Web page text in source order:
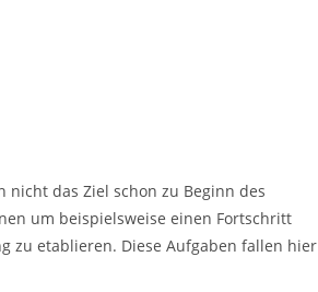
nicht das Ziel schon zu Beginn des
um beispielsweise einen Fortschritt
zu etablieren. Diese Aufgaben fallen hier